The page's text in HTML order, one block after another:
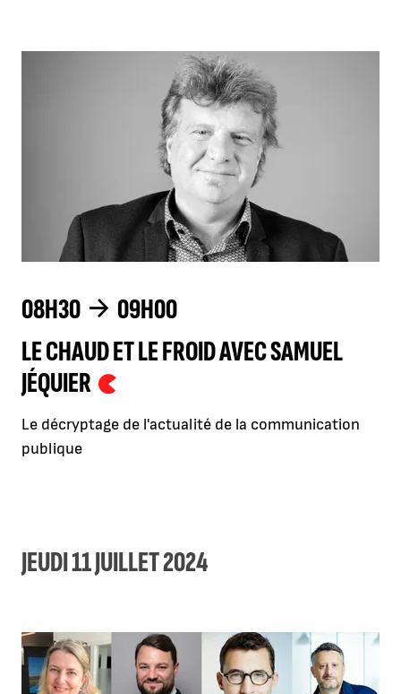
LE CHAUD ET LE FROID AVEC SAMUEL
JÉQUIER
08H30 09H00
Le décryptage de l'actualité de la communication
publique
JEUDI 11 JUILLET 2024